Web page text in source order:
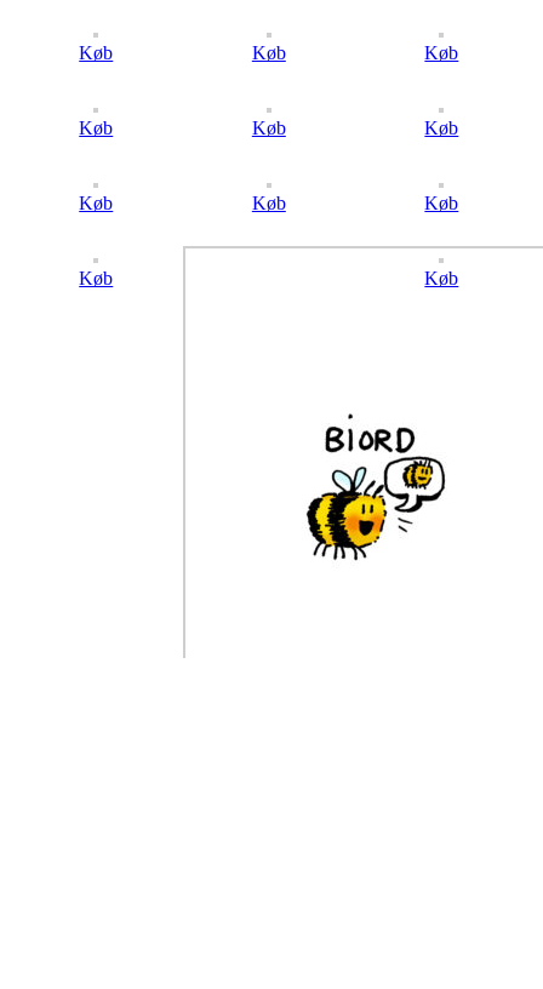
Køb Køb Køb
Køb Køb Køb
Køb Køb Køb
Køb Køb